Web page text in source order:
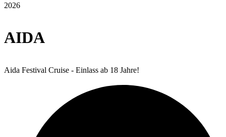
2026
AIDA
Aida Festival Cruise - Einlass ab 18 Jahre!